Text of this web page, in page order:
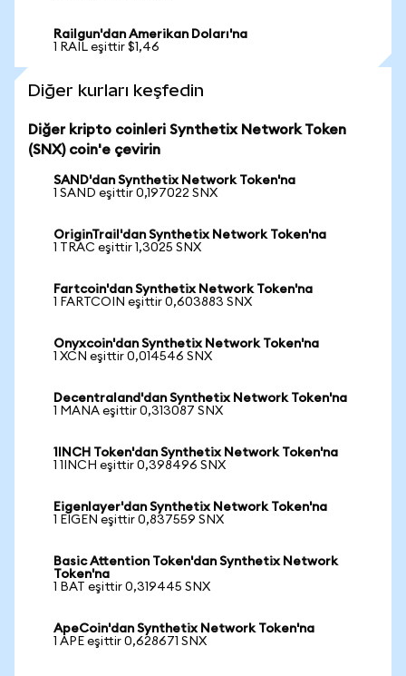
Railgun'dan Amerikan Doları'na
1 RAIL eşittir $1,46
Diğer kurları keşfedin
Diğer kripto coinleri Synthetix Network Token
(SNX) coin'e çevirin
SAND'dan Synthetix Network Token'na
1 SAND eşittir 0,197022 SNX
OriginTrail'dan Synthetix Network Token'na
1 TRAC eşittir 1,3025 SNX
Fartcoin'dan Synthetix Network Token'na
1 FARTCOIN eşittir 0,603883 SNX
Onyxcoin'dan Synthetix Network Token'na
1 XCN eşittir 0,014546 SNX
Decentraland'dan Synthetix Network Token'na
1 MANA eşittir 0,313087 SNX
1INCH Token'dan Synthetix Network Token'na
1 1INCH eşittir 0,398496 SNX
Eigenlayer'dan Synthetix Network Token'na
1 EIGEN eşittir 0,837559 SNX
Basic Attention Token'dan Synthetix Network
Token'na
1 BAT eşittir 0,319445 SNX
ApeCoin'dan Synthetix Network Token'na
1 APE eşittir 0,628671 SNX